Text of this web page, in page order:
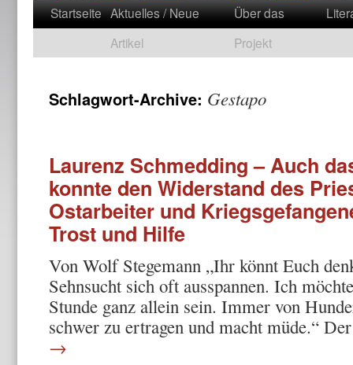
Startseite Aktuelles / Neue
Artikel
Über das
Projekt
Schlagwort-Archive: Gestapo
Laurenz Schmedding – Auch
konnte den Widerstand des
Ostarbeiter und
Trost und Hilfe
Von Wolf Stegemann „Ihr könnt Euch
Sehnsucht sich oft ausspannen. Ich
Stunde ganz allein sein. Immer von
schwer zu ertragen und macht müde.“
→